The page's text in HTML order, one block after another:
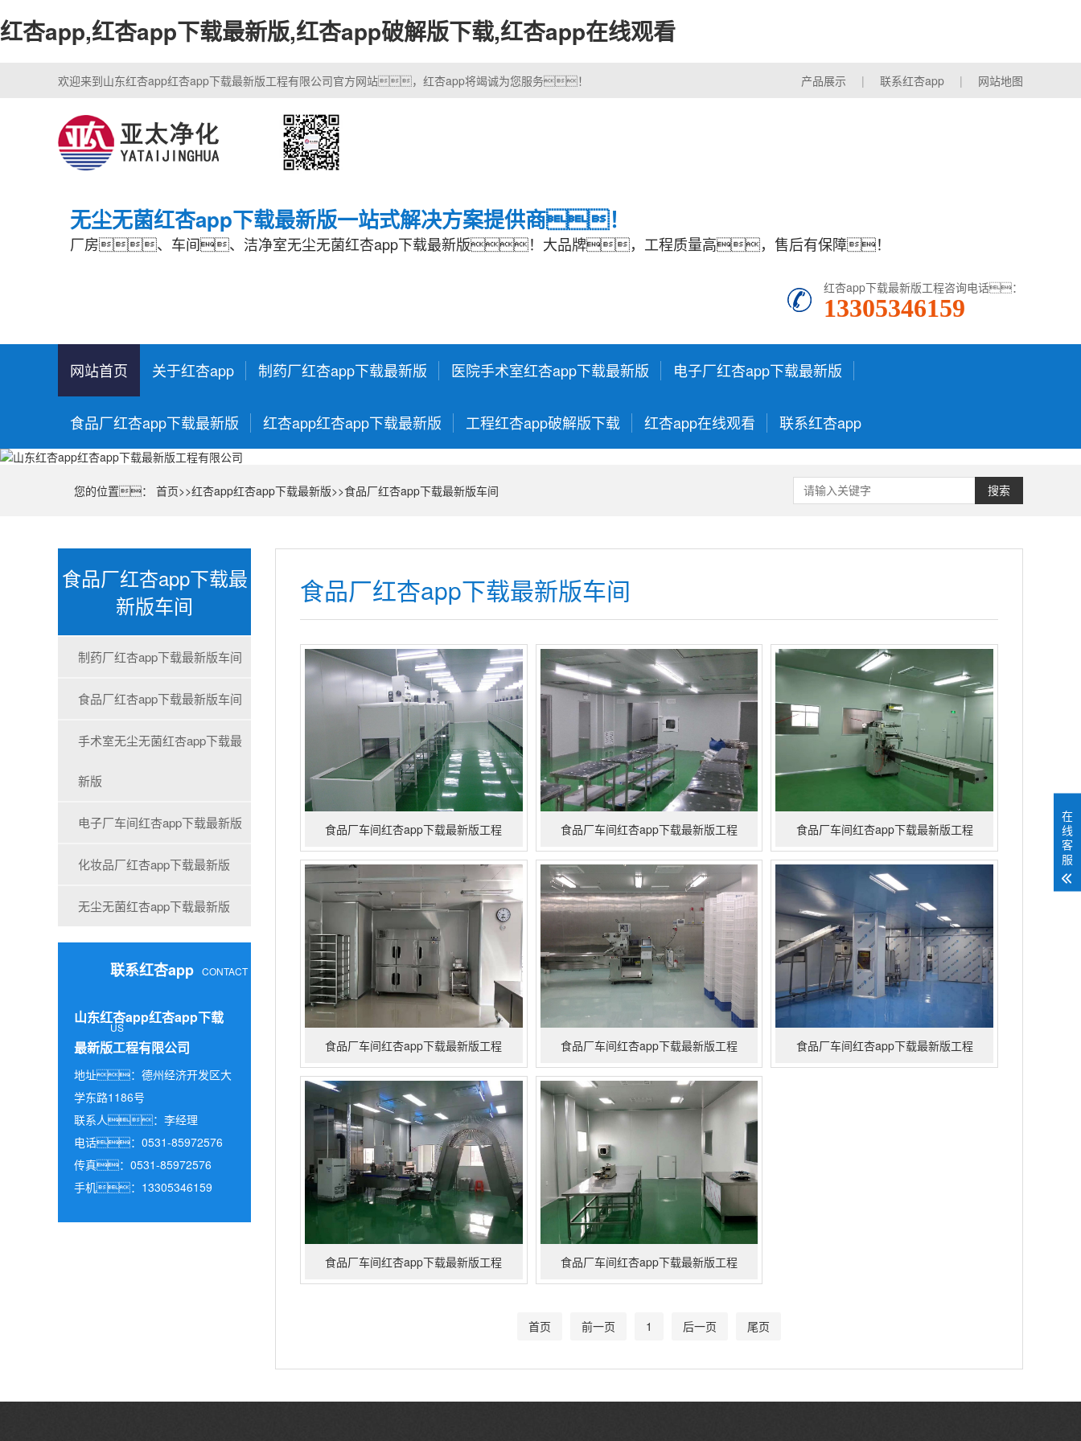
红杏app,红杏app下载最新版,红杏app破解版下载,红杏app在线观看
产品展示 | 联系红杏app | 网站地图
欢迎来到山东红杏app红杏app下载最新版工程有限公司官方网站，红杏app将竭诚为您服务！
无尘无菌红杏app下载最新版一站式解决方案提供商！
厂房、车间、洁净室无尘无菌红杏app下载最新版！大品牌，工程质量高，售后有保障！
红杏app下载最新版工程咨询电话：
13305346159
网站首页 关于红杏app 制药厂红杏app下载最新版 医院手术室红杏app下载最新版 电子厂红杏app下载最新版
食品厂红杏app下载最新版 红杏app红杏app下载最新版 工程红杏app破解版下载 红杏app在线观看 联系红杏app
搜索
您的位置： 首页>>红杏app红杏app下载最新版>>食品厂红杏app下载最新版车间
食品厂红杏app下载最
新版车间
制药厂红杏app下载最新版车间
食品厂红杏app下载最新版车间
手术室无尘无菌红杏app下载最
新版
电子厂车间红杏app下载最新版
化妆品厂红杏app下载最新版
无尘无菌红杏app下载最新版
联系红杏app CONTACT
US
山东红杏app红杏app下载
最新版工程有限公司
地址：德州经济开发区大
学东路1186号
联系人：李经理
电话：0531-85972576
传真：0531-85972576
手机：13305346159
食品厂红杏app下载最新版车间
食品厂车间红杏app下载最新版工程 食品厂车间红杏app下载最新版工程 食品厂车间红杏app下载最新版工程
食品厂车间红杏app下载最新版工程 食品厂车间红杏app下载最新版工程 食品厂车间红杏app下载最新版工程
食品厂车间红杏app下载最新版工程 食品厂车间红杏app下载最新版工程
首页 前一页 1 后一页 尾页
在
线
客
服